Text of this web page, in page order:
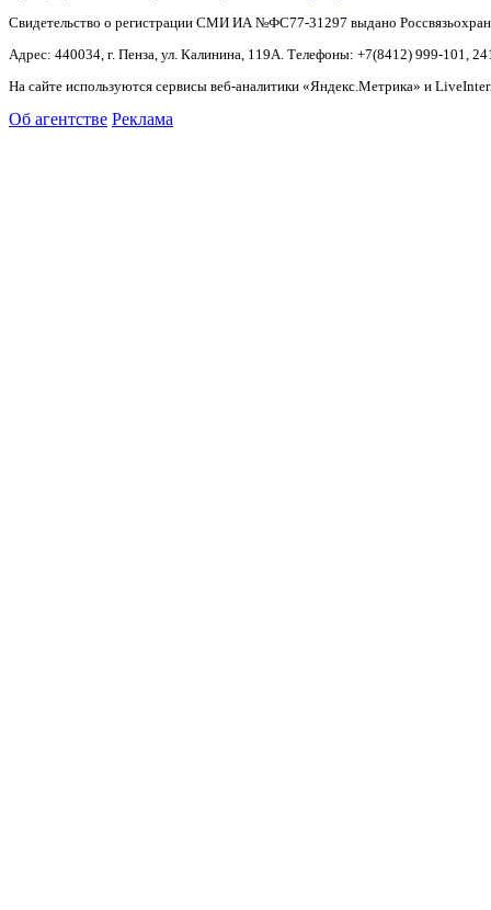
Свидетельство о регистрации СМИ ИА №ФС77-31297 выдано
Адрес: 440034, г. Пенза, ул. Калинина, 119А. Телефоны: +7(8412) 999-101,
На сайте используются сервисы веб-аналитики «Яндекс.Метрика» и
Об агентстве Реклама